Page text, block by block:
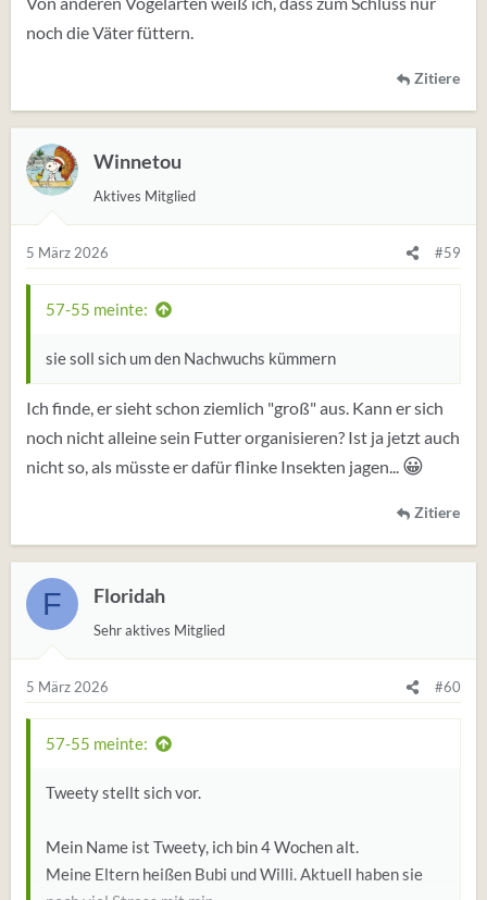
noch die Väter füttern.
Zitiere
Winnetou
Aktives Mitglied
5 März 2026 #59
57-55 meinte:
sie soll sich um den Nachwuchs kümmern
Ich finde, er sieht schon ziemlich "groß" aus. Kann er sich
noch nicht alleine sein Futter organisieren? Ist ja jetzt auch
nicht so, als müsste er dafür flinke Insekten jagen... 😀
Zitiere
F Floridah
Sehr aktives Mitglied
5 März 2026 #60
57-55 meinte:
Tweety stellt sich vor.
Mein Name ist Tweety, ich bin 4 Wochen alt.
Meine Eltern heißen Bubi und Willi. Aktuell haben sie